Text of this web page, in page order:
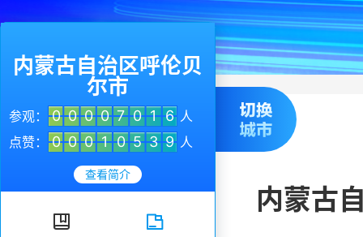
内蒙古
内蒙古自治区呼伦贝
尔市
参观： 0 0 0 0 7 0 1 6 人
点赞：
0 0 0 1 0 5 3 9 人
查看简介
 